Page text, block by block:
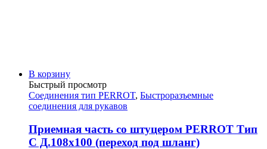
В корзину
Быстрый просмотр
Соединения тип PERROT, Быстроразъемные
соединения для рукавов
Приемная часть со штуцером PERROT Тип
C Д.108х100 (переход под шланг)